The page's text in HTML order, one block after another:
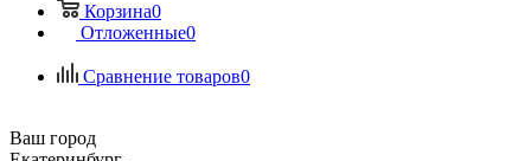
Корзина0
Отложенные0
Сравнение товаров0
Ваш город